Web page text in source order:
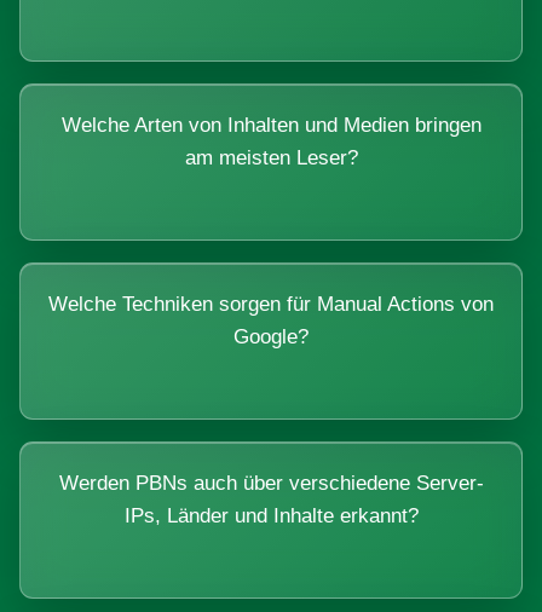
Welche Arten von Inhalten und Medien bringen
am meisten Leser?
Welche Techniken sorgen für Manual Actions von
Google?
Werden PBNs auch über verschiedene Server-
IPs, Länder und Inhalte erkannt?